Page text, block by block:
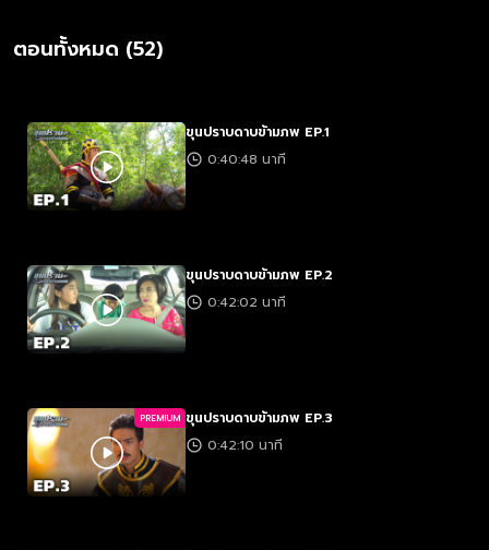
ตอนทั้งหมด (52)
ขุนปราบดาบข้ามภพ EP.1
0:40:48 นาที
ขุนปราบดาบข้ามภพ EP.2
0:42:02 นาที
PREMIUM ขุนปราบดาบข้ามภพ EP.3
0:42:10 นาที